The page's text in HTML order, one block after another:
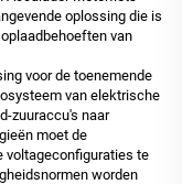
oplossing die is
van
voor de toenemende
van elektrische
zuuraccu's naar
moet de
voltageconfiguraties te
worden